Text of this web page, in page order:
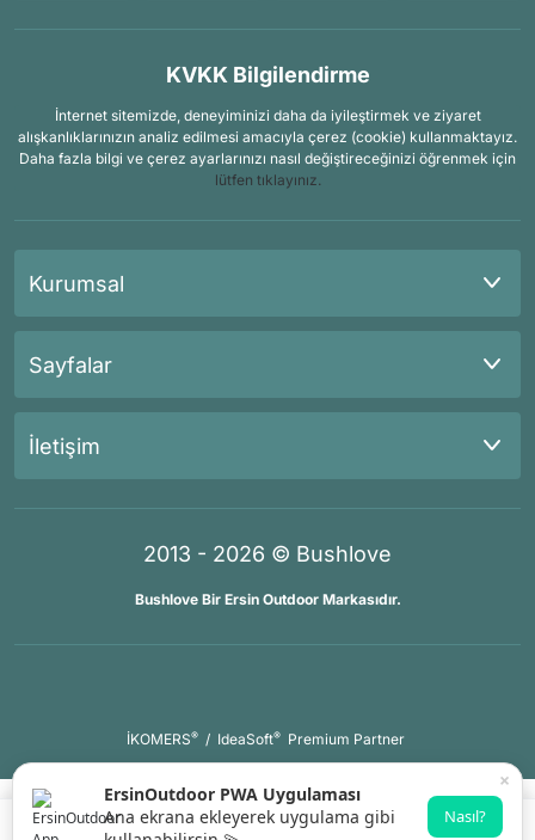
KVKK Bilgilendirme
İnternet sitemizde, deneyiminizi daha da iyileştirmek ve ziyaret
alışkanlıklarınızın analiz edilmesi amacıyla çerez (cookie) kullanmaktayız.
Daha fazla bilgi ve çerez ayarlarınızı nasıl değiştireceğinizi öğrenmek için
lütfen tıklayınız.
Kurumsal
Sayfalar
İletişim
2013 - 2026 © Bushlove
Bushlove Bir Ersin Outdoor Markasıdır.
İKOMERS® / IdeaSoft® Premium Partner
×
ErsinOutdoor PWA Uygulaması
Ana ekrana ekleyerek uygulama gibi
Nasıl?